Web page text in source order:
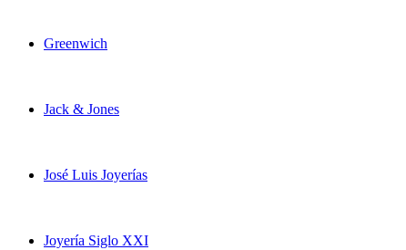
Greenwich
Jack & Jones
José Luis Joyerías
Joyería Siglo XXI